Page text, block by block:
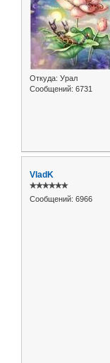
Откуда: Урал
Сообщений: 6731
VladK
✯✯✯✯✯✯
Сообщений: 6966